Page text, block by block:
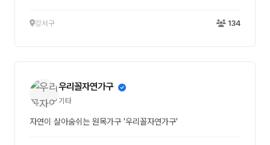
강서구 134
우리꼴자연가구
기타
자연이 살아숨쉬는 원목가구 '우리꼴자연가구'